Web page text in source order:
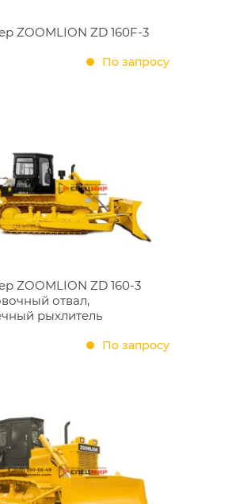
ZOOMLION ZD 160F-3
По запросу
ZOOMLION ZD 160-3
отвал,
рыхлитель
По запросу